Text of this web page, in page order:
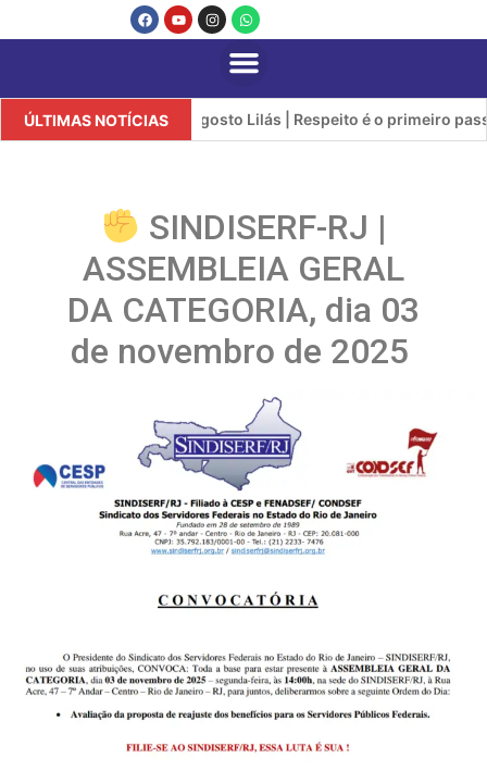
ÚLTIMAS NOTÍCIASAgosto Lilás | Respeito é o primeiro passo
SINDISERF-RJ |
ASSEMBLEIA GERAL
DA CATEGORIA, dia 03
de novembro de 2025